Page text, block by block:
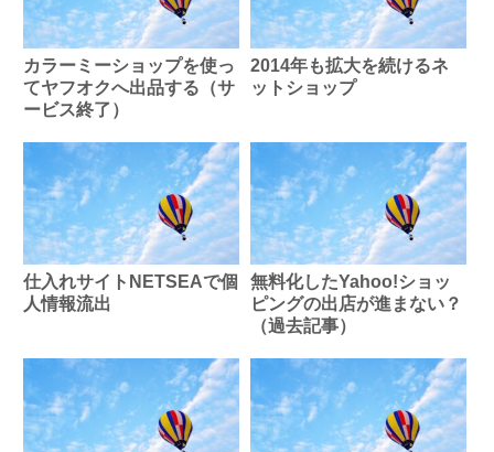
カラーミーショップを使っ
てヤフオクへ出品する（サ
ービス終了）
2014年も拡大を続けるネ
ットショップ
仕入れサイトNETSEAで個
人情報流出
無料化したYahoo!ショッ
ピングの出店が進まない？
（過去記事）